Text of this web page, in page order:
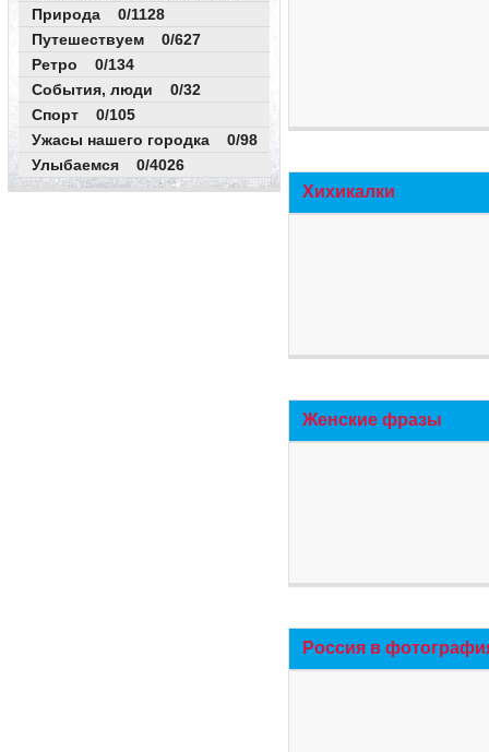
Природа 0/1128
Путешествуем 0/627
Ретро 0/134
События, люди 0/32
Спорт 0/105
Ужасы нашего городка 0/98
Улыбаемся 0/4026
Хихикалки
Женские фразы
Россия в